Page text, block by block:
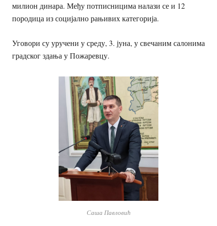
милион динара. Међу потписницима налази се и 12
породица из социјално рањивих категорија.
Уговори су уручени у среду, 3. јуна, у свечаним салонима
градског здања у Пожаревцу.
Саша Павловић